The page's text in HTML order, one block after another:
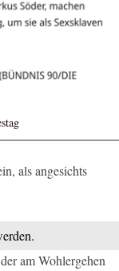
als angesichts
am Wohlergehen